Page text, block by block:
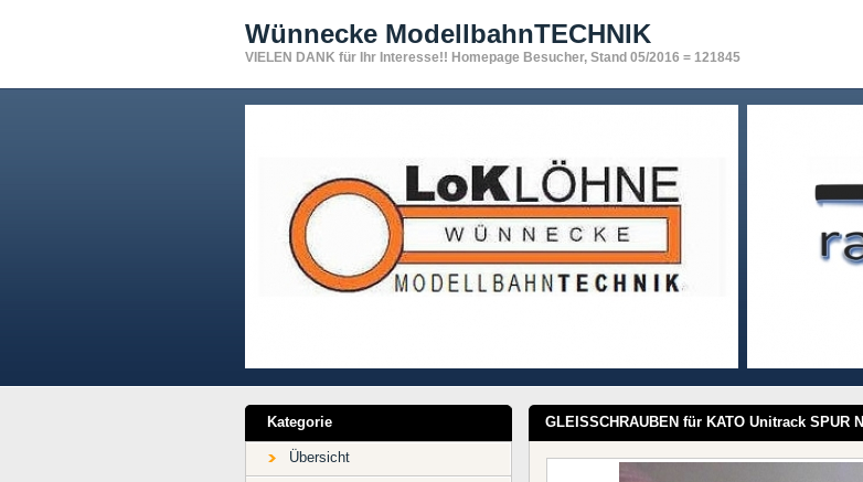
Wünnecke ModellbahnTECHNIK
VIELEN DANK für Ihr Interesse!! Homepage Besucher, Stand 05/2016 = 121845
Kategorie
Übersicht
GLEISSCHRAUBEN für KATO Unitrack SPUR N